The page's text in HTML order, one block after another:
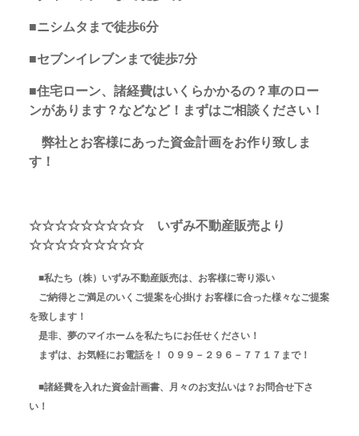
■ニシムタまで徒歩6分
■セブンイレブンまで徒歩7分
■住宅ローン、諸経費はいくらかかるの？車のロー
ンがあります？などなど！まずはご相談ください！
弊社とお客様にあった資金計画をお作り致しま
す！
☆☆☆☆☆☆☆☆☆ いずみ不動産販売より
☆☆☆☆☆☆☆☆☆
■私たち（株）いずみ不動産販売は、お客様に寄り添い
ご納得とご満足のいくご提案を心掛け お客様に合った様々なご提案
を致します！
是非、夢のマイホームを私たちにお任せください！
まずは、お気軽にお電話を！ ０９９－２９６－７７１７まで！
■諸経費を入れた資金計画書、月々のお支払いは？お問合せ下さ
い！